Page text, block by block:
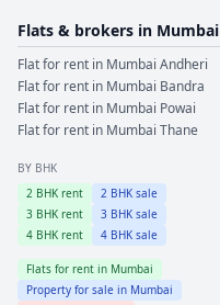
Flats & brokers in Mumbai
Flat for rent in Mumbai Andheri
Flat for rent in Mumbai Bandra
Flat for rent in Mumbai Powai
Flat for rent in Mumbai Thane
BY BHK
2 BHK rent 2 BHK sale
3 BHK rent 3 BHK sale
4 BHK rent 4 BHK sale
Flats for rent in Mumbai
Property for sale in Mumbai